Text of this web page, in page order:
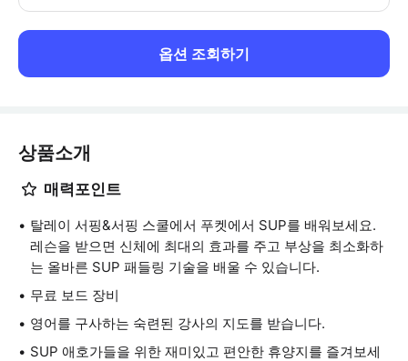
옵션 조회하기
상품소개
매력포인트
탈레이 서핑&서핑 스쿨에서 푸켓에서 SUP를 배워보세요.
레슨을 받으면 신체에 최대의 효과를 주고 부상을 최소화하
는 올바른 SUP 패들링 기술을 배울 수 있습니다.
무료 보드 장비
영어를 구사하는 숙련된 강사의 지도를 받습니다.
SUP 애호가들을 위한 재미있고 편안한 휴양지를 즐겨보세